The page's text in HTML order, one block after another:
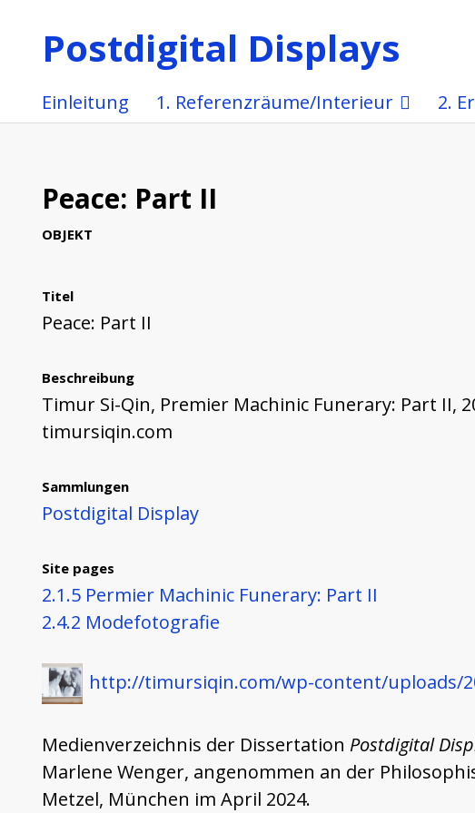
Postdigital Displays
Einleitung 1. Referenzräume/Interieur 2.
Peace: Part II
OBJEKT
Titel
Peace: Part II
Beschreibung
Timur Si-Qin, Premier Machinic Funerary: Part II,
timursiqin.com
Sammlungen
Postdigital Display
Site pages
2.1.5 Permier Machinic Funerary: Part II
2.4.2 Modefotografie
http://timursiqin.com/wp-content/uploads/
Medienverzeichnis der Dissertation Postdigital
Marlene Wenger, angenommen an der
Metzel, München im April 2024.